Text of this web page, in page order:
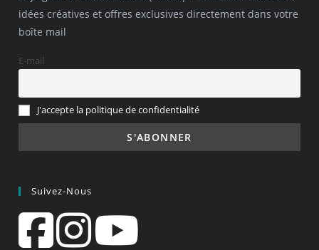
idées créatives et offres exclusives directement dans votre
boîte mail
E-mail
J'accepte la politique de confidentialité
Suivez-Nous